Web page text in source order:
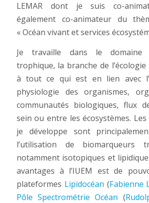
LEMAR dont je suis co-
également co-animateur du
« Océan vivant et services
Je travaille dans le domaine
trophique, la branche de l’écologie
à tout ce qui est en lien avec
physiologie des organismes,
communautés biologiques, flux
sein ou entre les écosystèmes.
je développe sont
l’utilisation de biomarqueurs
notamment isotopiques et
avantages à l’IUEM est de
plateformes Lipidocéan (Fabienne
Pôle Spectrométrie Océan (